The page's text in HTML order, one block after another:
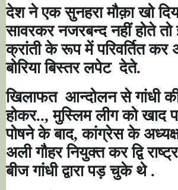
देश ने एक सुनहरा मौक़ा खो
सावरकर नजरबन्द नहीं होते
क्रांती के रूप में परिवर्तित कर
बोरिया बिस्तर लपेट देते.
खिलाफत आन्दोलन से गांधी
होकर.., मुस्लिम लीग को खाद
पोषने के बाद, कांग्रेस के
अली गौहर नियुक्त कर द्वि
बीज गांधी द्वारा पड़ चुके थे .